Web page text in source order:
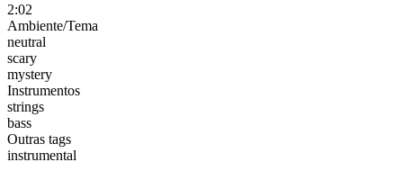
2:02
Ambiente/Tema
neutral
scary
mystery
Instrumentos
strings
bass
Outras tags
instrumental